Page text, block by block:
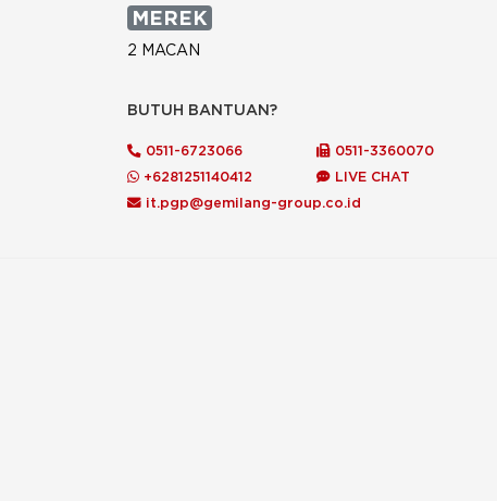
Mini Market
MEREK
2 MACAN
3M
5 DAYS
777
BUTUH BANTUAN?
0511-6723066
0511-3360070
+6281251140412
LIVE CHAT
it.pgp@gemilang-group.co.id